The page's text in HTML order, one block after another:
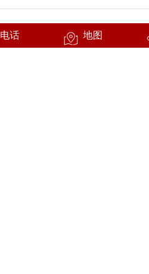
电话 地图